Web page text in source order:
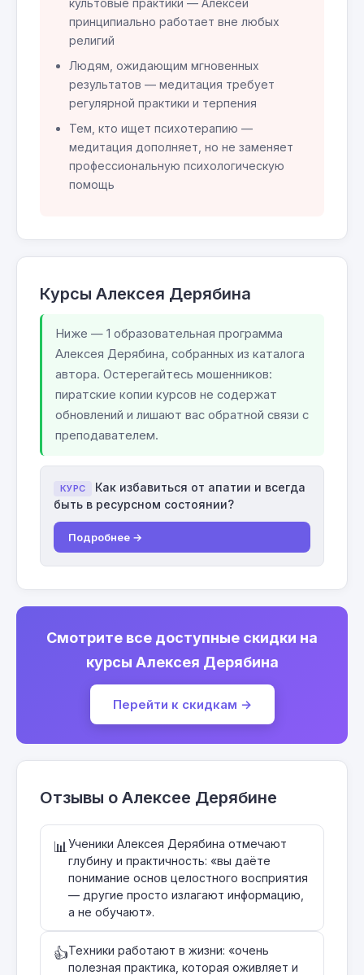
культовые практики — Алексей
принципиально работает вне любых
религий
Людям, ожидающим мгновенных
результатов — медитация требует
регулярной практики и терпения
Тем, кто ищет психотерапию —
медитация дополняет, но не заменяет
профессиональную психологическую
помощь
Курсы Алексея Дерябина
Ниже — 1 образовательная программа
Алексея Дерябина, собранных из каталога
автора. Остерегайтесь мошенников:
пиратские копии курсов не содержат
обновлений и лишают вас обратной связи с
преподавателем.
КУРС
Как избавиться от апатии и всегда
быть в ресурсном состоянии?
Подробнее →
Смотрите все доступные скидки на
курсы Алексея Дерябина
Перейти к скидкам →
Отзывы о Алексее Дерябине
📊 Ученики Алексея Дерябина отмечают
глубину и практичность: «вы даёте
понимание основ целостного восприятия
— другие просто излагают информацию,
а не обучают».
👍Техники работают в жизни: «очень
полезная практика, которая оживляет и